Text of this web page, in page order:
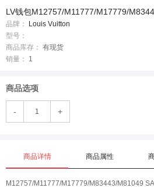
LV钱包M12757/M11777/M17779/
品牌：
Louis Vuitton
型号：
商品库存： 有现货
销量：
1
商品选项
- +
商品详情 商品属性
M12757/M11777/M17779/M83443/M81049